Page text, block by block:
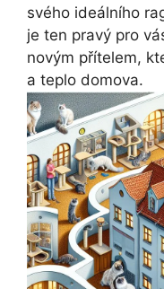
svého ideálního
je ten pravý pro
novým přítelem,
a teplo domova.